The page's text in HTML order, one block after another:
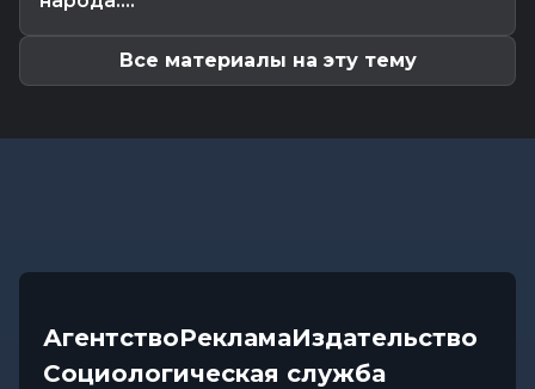
Передовиков жатвы чествовали в
Все материалы на эту тему
АгентствоРекламаИздательство
Социологическая служба